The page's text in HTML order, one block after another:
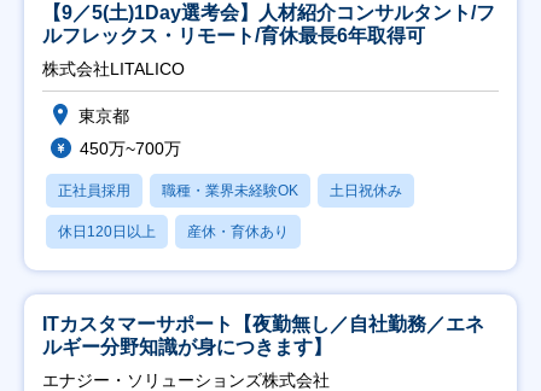
【9／5(土)1Day選考会】人材紹介コンサルタント/フ
ルフレックス・リモート/育休最長6年取得可
株式会社LITALICO
東京都
450万~700万
正社員採用 職種・業界未経験OK 土日祝休み
休日120日以上 産休・育休あり
ITカスタマーサポート【夜勤無し／自社勤務／エネ
ルギー分野知識が身につきます】
エナジー・ソリューションズ株式会社